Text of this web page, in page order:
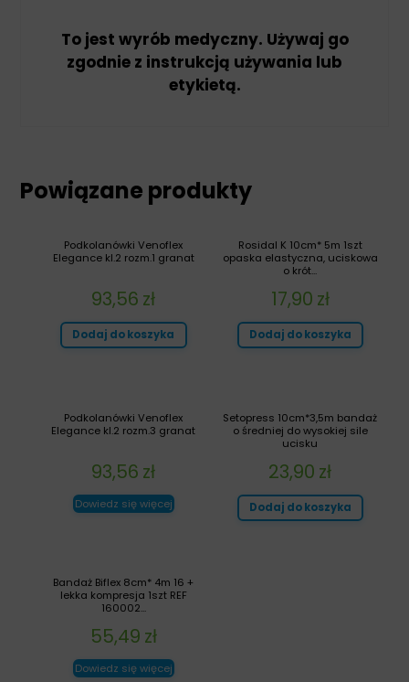
To jest wyrób medyczny. Używaj go
zgodnie z instrukcją używania lub
etykietą.
Powiązane produkty
Rosidal K 10cm* 5m 1szt
opaska elastyczna, uciskowa
o krót...
17,90 zł
Dodaj do koszyka
Podkolanówki Venoflex
Elegance kl.2 rozm.1 granat
93,56 zł
Dodaj do koszyka
Setopress 10cm*3,5m bandaż
o średniej do wysokiej sile
ucisku
23,90 zł
Dodaj do koszyka
Podkolanówki Venoflex
Elegance kl.2 rozm.3 granat
93,56 zł
Dowiedz się więcej
Bandaż Biflex 8cm* 4m 16 +
lekka kompresja 1szt REF
160002...
55,49 zł
Dowiedz się więcej